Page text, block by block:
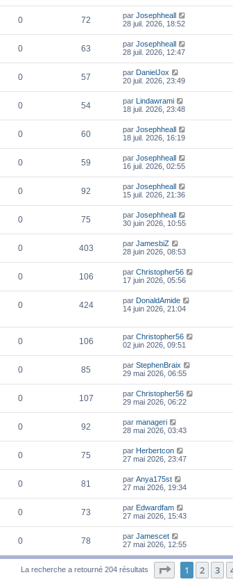
0 72 par Josephheall
28 juil. 2026, 18:52
0 63 par Josephheall
28 juil. 2026, 12:47
0 57 par DanielJox
20 juil. 2026, 23:49
0 54 par Lindawrami
18 juil. 2026, 23:48
0 60 par Josephheall
18 juil. 2026, 16:19
0 59 par Josephheall
16 juil. 2026, 02:55
0 92 par Josephheall
15 juil. 2026, 21:36
0 75 par Josephheall
30 juin 2026, 10:55
0 403 par JamesbiZ
28 juin 2026, 08:53
0 106 par Christopher56
17 juin 2026, 05:56
0 424 par DonaldAmide
14 juin 2026, 21:04
0 106 par Christopher56
02 juin 2026, 09:51
0 85 par StephenBraix
29 mai 2026, 06:55
0 107 par Christopher56
29 mai 2026, 06:22
0 92 par manageri
28 mai 2026, 03:43
0 75 par Herbertcon
27 mai 2026, 23:47
0 81 par Anya175st
27 mai 2026, 19:34
0 73 par Edwardfam
27 mai 2026, 15:43
0 78 par Jamescet
27 mai 2026, 12:55
La recherche a retourné 204 résultats Page sur9
1 2 3